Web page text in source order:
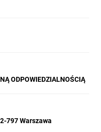
ODPOWIEDZIALNOŚCIĄ
797 Warszawa